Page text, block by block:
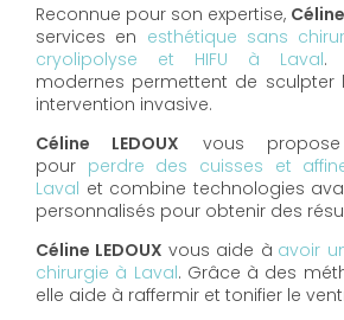
Reconnue pour son expertise,
services en esthétique sans
cryolipolyse et HIFU à Laval.
modernes permettent de sculpter
intervention invasive.
Céline LEDOUX vous
pour perdre des cuisses et
Laval et combine technologies
personnalisés pour obtenir des
Céline LEDOUX vous aide à avoir
chirurgie à Laval. Grâce à des
elle aide à raffermir et tonifier le